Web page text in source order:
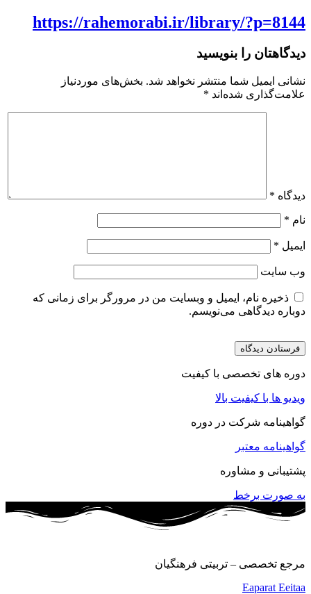
https://rahemorabi.ir/library/?p=8144
دیدگاهتان را بنویسید
نشانی ایمیل شما منتشر نخواهد شد. بخش‌های موردنیاز
علامت‌گذاری شده‌اند *
دیدگاه *
نام *
ایمیل *
وب‌ سایت
ذخیره نام، ایمیل و وبسایت من در مرورگر برای زمانی که
دوباره دیدگاهی می‌نویسم.
دوره های تخصصی با کیفیت
ویدیو ها با کیفیت بالا
گواهینامه شرکت در دوره
گواهینامه معتبر
پشتیبانی و مشاوره
به صورت برخط
مرجع تخصصی – تربیتی فرهنگیان
Eaparat Eeitaa